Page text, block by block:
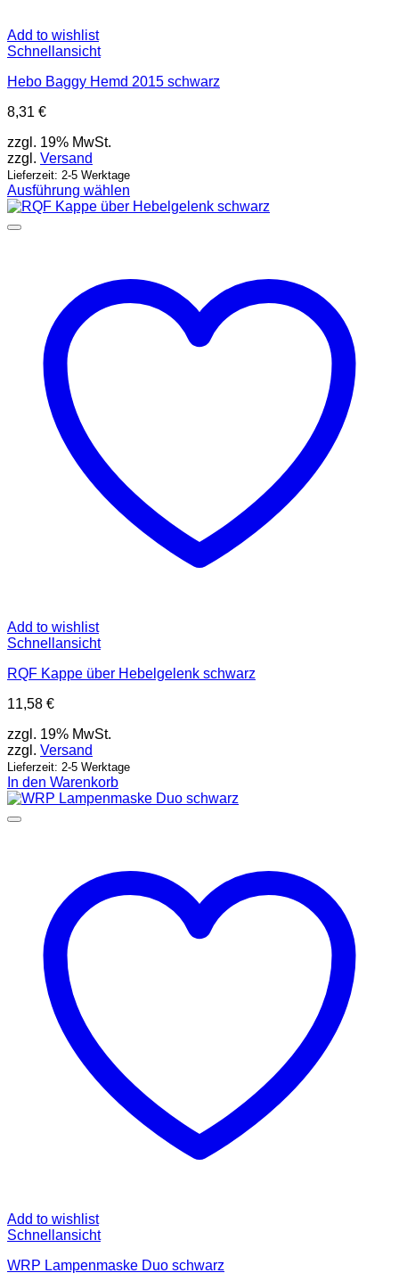
Add to wishlist
Schnellansicht
Hebo Baggy Hemd 2015 schwarz
8,31 €
zzgl. 19% MwSt.
zzgl. Versand
Lieferzeit: 2-5 Werktage
Ausführung wählen
Dieses
Produkt
Optionen
können
Produktseite
gewählt
werden
Add to wishlist
Schnellansicht
RQF Kappe über Hebelgelenk schwarz
11,58 €
zzgl. 19% MwSt.
zzgl. Versand
Lieferzeit: 2-5 Werktage
In den Warenkorb
Add to wishlist
Schnellansicht
WRP Lampenmaske Duo schwarz